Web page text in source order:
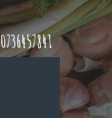
0736457841